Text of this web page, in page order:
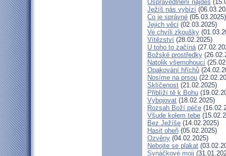
Ospravedlnění najdeš
Ježíš nás vybízí
Co je správné (05.03.2025)
Jejich věci (02.03.2025)
Ve chvíli zkoušky
Vítězství (28.02.2025)
U toho to začíná
Božské prostředky
Natolik všemohoucí
Opakování hříchů
Nosíme na prsou
Sklíčenost (21.02.2025)
Přiblíží tě k Bohu
Vybojovat (18.02.2025)
Rozsah Boží péče
Všude kolem tebe
Bez Ježíše (14.02.2025)
Hasit oheň (05.02.2025)
Ozvěny (04.02.2025)
Nebojte se plakat
Synáčkové moji